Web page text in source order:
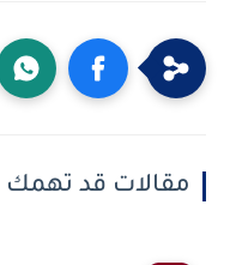
مقالات قد تهمك